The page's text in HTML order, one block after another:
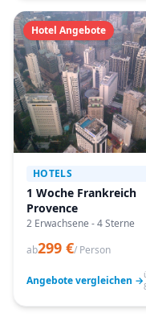
Hotel Angebote
HOTELS
1 Woche Frankreich
Provence
2 Erwachsene - 4 Sterne
ab299 €/ Person
Angebote vergleichen →